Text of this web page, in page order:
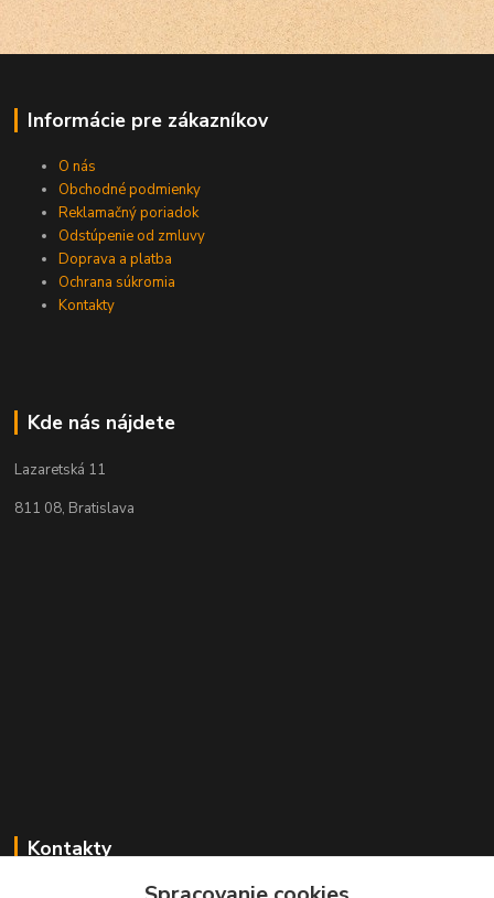
Informácie pre zákazníkov
O nás
Obchodné podmienky
Reklamačný poriadok
Odstúpenie od zmluvy
Doprava a platba
Ochrana súkromia
Kontakty
Kde nás nájdete
Lazaretská 11
811 08, Bratislava
Kontakty